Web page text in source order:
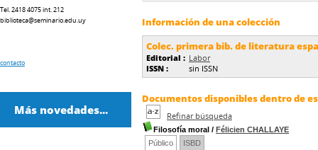
Información de una colección
Colec. primera bib. de literatura
Editorial : Labor
ISSN :
sin ISSN
Documentos disponibles dentro de
Refinar búsqueda
Filosofía moral / Félicien CHALLAYE
Público
ISBD
Tel. 2418 4075 int. 212
biblioteca@seminario.edu.uy
contacto
Más novedades...